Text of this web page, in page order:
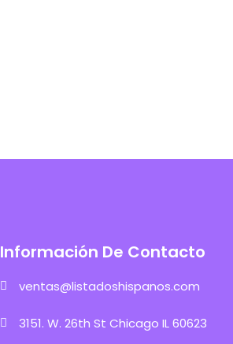
Información De Contacto
ventas@listadoshispanos.com
3151. W. 26th St Chicago IL 60623